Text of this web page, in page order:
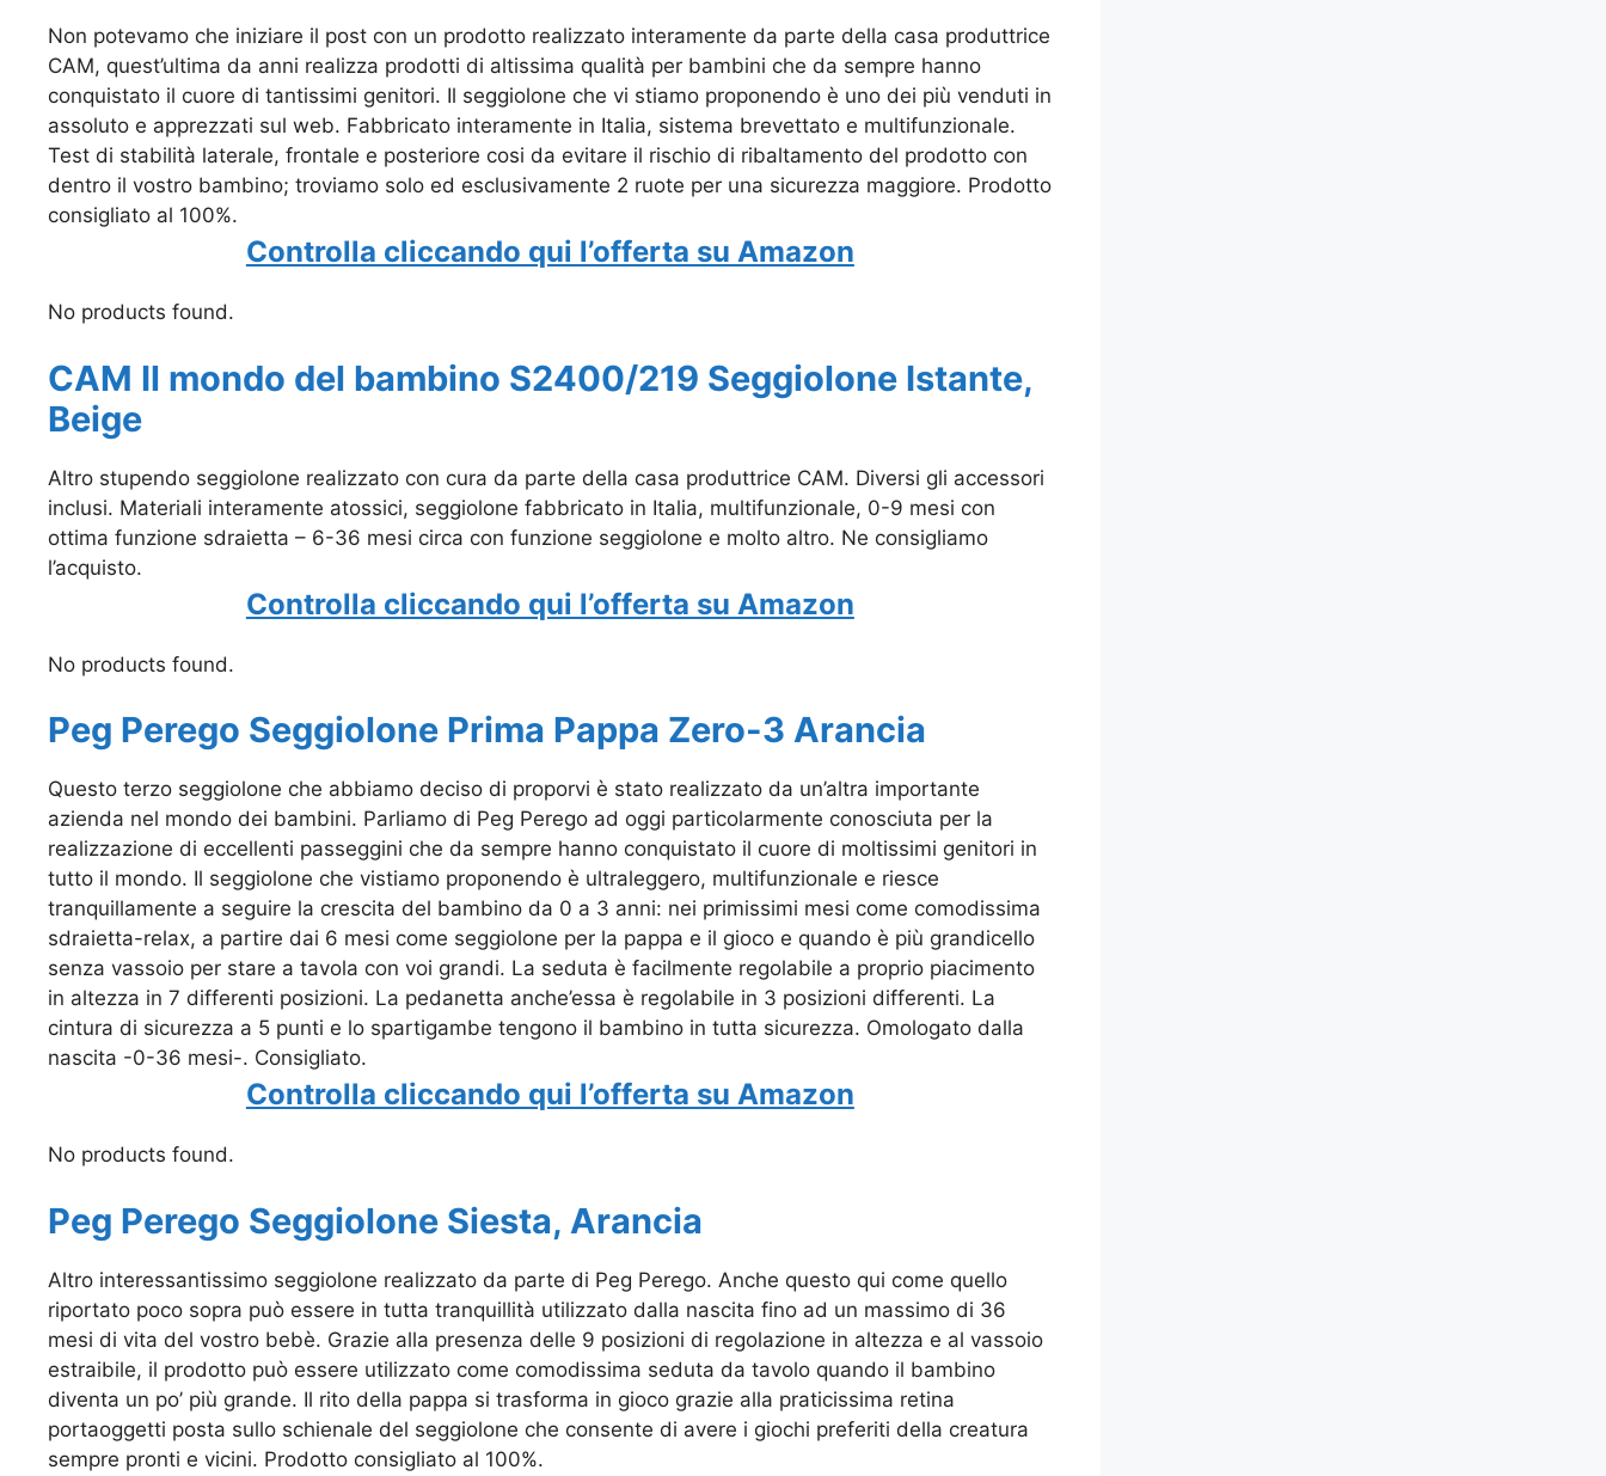
Non potevamo che iniziare il post con un prodotto realizzato interamente da parte della casa produttrice
CAM, quest’ultima da anni realizza prodotti di altissima qualità per bambini che da sempre hanno
conquistato il cuore di tantissimi genitori. Il seggiolone che vi stiamo proponendo è uno dei più venduti in
assoluto e apprezzati sul web. Fabbricato interamente in Italia, sistema brevettato e multifunzionale.
Test di stabilità laterale, frontale e posteriore cosi da evitare il rischio di ribaltamento del prodotto con
dentro il vostro bambino; troviamo solo ed esclusivamente 2 ruote per una sicurezza maggiore. Prodotto
consigliato al 100%.
Controlla cliccando qui l’offerta su Amazon
No products found.
CAM Il mondo del bambino S2400/219 Seggiolone Istante,
Beige
Altro stupendo seggiolone realizzato con cura da parte della casa produttrice CAM. Diversi gli accessori
inclusi. Materiali interamente atossici, seggiolone fabbricato in Italia, multifunzionale, 0-9 mesi con
ottima funzione sdraietta – 6-36 mesi circa con funzione seggiolone e molto altro. Ne consigliamo
l’acquisto.
Controlla cliccando qui l’offerta su Amazon
No products found.
Peg Perego Seggiolone Prima Pappa Zero-3 Arancia
Questo terzo seggiolone che abbiamo deciso di proporvi è stato realizzato da un’altra importante
azienda nel mondo dei bambini. Parliamo di Peg Perego ad oggi particolarmente conosciuta per la
realizzazione di eccellenti passeggini che da sempre hanno conquistato il cuore di moltissimi genitori in
tutto il mondo. Il seggiolone che vistiamo proponendo è ultraleggero, multifunzionale e riesce
tranquillamente a seguire la crescita del bambino da 0 a 3 anni: nei primissimi mesi come comodissima
sdraietta-relax, a partire dai 6 mesi come seggiolone per la pappa e il gioco e quando è più grandicello
senza vassoio per stare a tavola con voi grandi. La seduta è facilmente regolabile a proprio piacimento
in altezza in 7 differenti posizioni. La pedanetta anche’essa è regolabile in 3 posizioni differenti. La
cintura di sicurezza a 5 punti e lo spartigambe tengono il bambino in tutta sicurezza. Omologato dalla
nascita -0-36 mesi-. Consigliato.
Controlla cliccando qui l’offerta su Amazon
No products found.
Peg Perego Seggiolone Siesta, Arancia
Altro interessantissimo seggiolone realizzato da parte di Peg Perego. Anche questo qui come quello
riportato poco sopra può essere in tutta tranquillità utilizzato dalla nascita fino ad un massimo di 36
mesi di vita del vostro bebè. Grazie alla presenza delle 9 posizioni di regolazione in altezza e al vassoio
estraibile, il prodotto può essere utilizzato come comodissima seduta da tavolo quando il bambino
diventa un po’ più grande. Il rito della pappa si trasforma in gioco grazie alla praticissima retina
portaoggetti posta sullo schienale del seggiolone che consente di avere i giochi preferiti della creatura
sempre pronti e vicini. Prodotto consigliato al 100%.